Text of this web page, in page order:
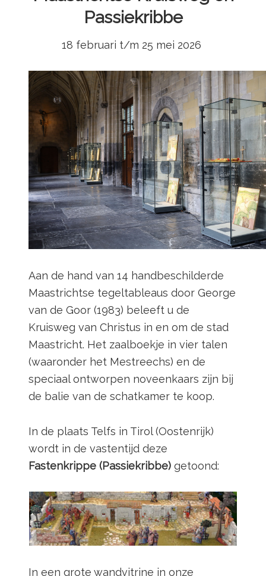
Passiekribbe
18 februari t/m 25 mei 2026
Aan de hand van 14 handbeschilderde
Maastrichtse tegeltableaus door George
van de Goor (1983) beleeft u de
Kruisweg van Christus in en om de stad
Maastricht. Het zaalboekje in vier talen
(waaronder het Mestreechs) en de
speciaal ontworpen noveenkaars zijn bij
de balie van de schatkamer te koop.
In de plaats Telfs in Tirol (Oostenrijk)
wordt in de vastentijd deze
Fastenkrippe (Passiekribbe) getoond:
In een grote wandvitrine in onze